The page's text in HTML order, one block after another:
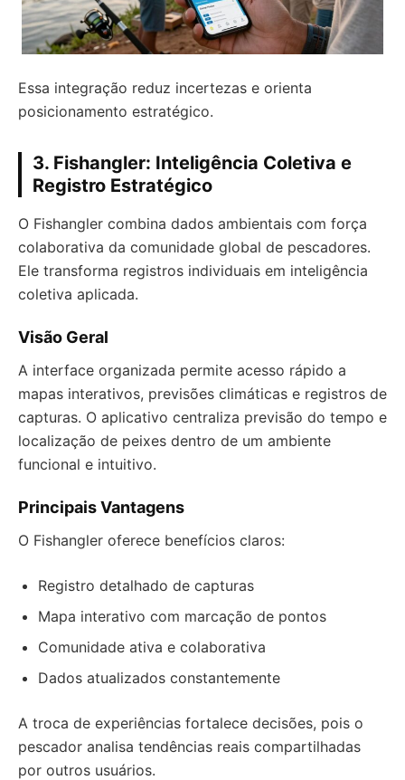
Essa integração reduz incertezas e orienta
posicionamento estratégico.
3. Fishangler: Inteligência Coletiva e
Registro Estratégico
O Fishangler combina dados ambientais com força
colaborativa da comunidade global de pescadores.
Ele transforma registros individuais em inteligência
coletiva aplicada.
Visão Geral
A interface organizada permite acesso rápido a
mapas interativos, previsões climáticas e registros de
capturas. O aplicativo centraliza previsão do tempo e
localização de peixes dentro de um ambiente
funcional e intuitivo.
Principais Vantagens
O Fishangler oferece benefícios claros:
Registro detalhado de capturas
Mapa interativo com marcação de pontos
Comunidade ativa e colaborativa
Dados atualizados constantemente
A troca de experiências fortalece decisões, pois o
pescador analisa tendências reais compartilhadas
por outros usuários.